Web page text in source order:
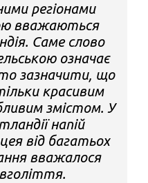
регіонами
вважаються
Саме слово
означає
зазначити, що
красивим
змістом. У
напій
від багатьох
вважалося